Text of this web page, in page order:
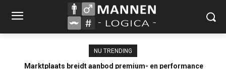
NU TRENDING
Marktplaats breidt aanbod premium- en performance